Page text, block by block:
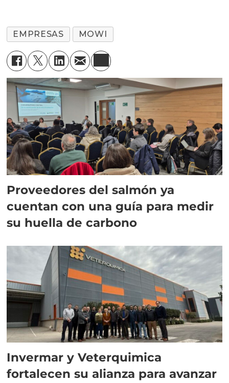
EMPRESAS MOWI
Proveedores del salmón ya
cuentan con una guía para medir
su huella de carbono
Invermar y Veterquimica
fortalecen su alianza para avanzar